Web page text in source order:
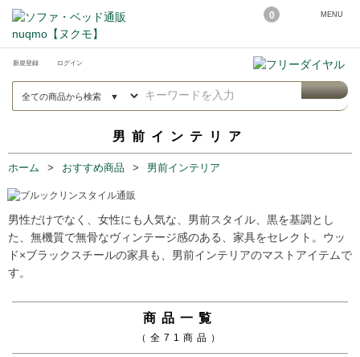
0 MENU
新規登録 ログイン
男前インテリア
ホーム おすすめ商品 男前インテリア
男性だけでなく、女性にも人気な、男前スタイル、黒を基調とし
た、無機質で無骨なヴィンテージ感のある、家具をセレクト。ウッ
ド×ブラックスチールの家具も、男前インテリアのマストアイテムで
す。
商品一覧
（全71商品）